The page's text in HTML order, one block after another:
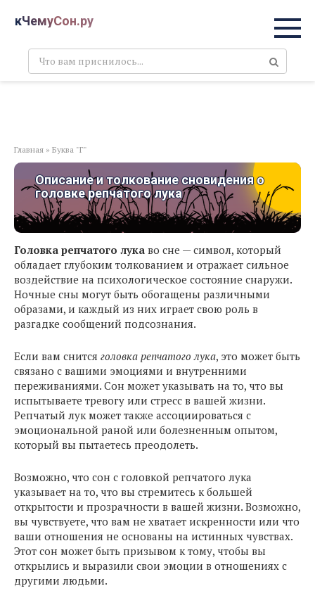
кЧемуСон.ру
Поиск:
Главная » Буква "Г"
Описание и толкование сновидения о
головке репчатого лука
Головка репчатого лука во сне — символ, который
обладает глубоким толкованием и отражает сильное
воздействие на психологическое состояние снаружи.
Ночные сны могут быть обогащены различными
образами, и каждый из них играет свою роль в
разгадке сообщений подсознания.
Если вам снится головка репчатого лука, это может быть
связано с вашими эмоциями и внутренними
переживаниями. Сон может указывать на то, что вы
испытываете тревогу или стресс в вашей жизни.
Репчатый лук может также ассоциироваться с
эмоциональной раной или болезненным опытом,
который вы пытаетесь преодолеть.
Возможно, что сон с головкой репчатого лука
указывает на то, что вы стремитесь к большей
открытости и прозрачности в вашей жизни. Возможно,
вы чувствуете, что вам не хватает искренности или что
ваши отношения не основаны на истинных чувствах.
Этот сон может быть призывом к тому, чтобы вы
открылись и выразили свои эмоции в отношениях с
другими людьми.